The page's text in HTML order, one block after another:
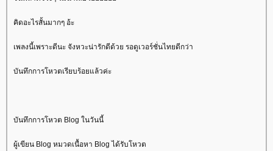
คิดอะไรสั้นมากๆ อ้ะ
เพลงนี้เพราะดีนะ จังหวะน่ารักดีด้วย รอดูเวอร์ชั่นไทยดีกว่า
บันทึกการโหวตเรียบร้อยแล้วค่ะ
บันทึกการโหวต Blog ในวันนี้
ผู้เขียน Blog หมวดเนื้อหา Blog ได้รับโหวต